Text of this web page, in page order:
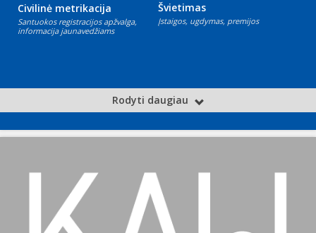
Civilinė metrikacija
Santuokos registracijos apžvalga,
informacija jaunavedžiams
Švietimas
Įstaigos, ugdymas, premijos
Rodyti daugiau